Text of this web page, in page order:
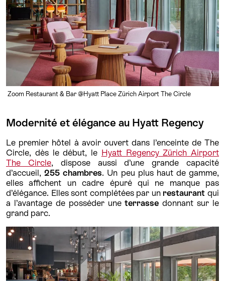
Zoom Restaurant & Bar @Hyatt Place Zürich Airport The Circle
Modernité et élégance au Hyatt Regency
Le premier hôtel à avoir ouvert dans l’enceinte de The
Circle, dès le début, le Hyatt Regency Zürich Airport
The Circle, dispose aussi d’une grande capacité
d’accueil,255 chambres. Un peu plus haut de gamme,
elles affichent un cadre épuré qui ne manque pas
d’élégance. Elles sont complétées par un restaurant qui
a l’avantage de posséder uneterrasse donnant sur le
grand parc.